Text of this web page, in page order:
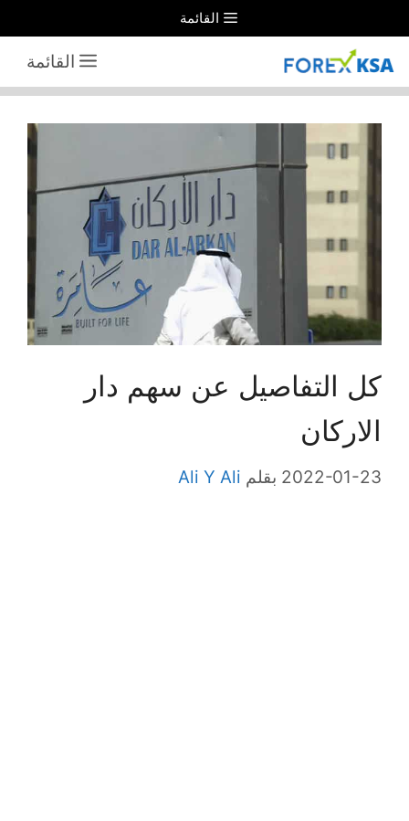
المحتوى
القائمة
القائمة
كل التفاصيل عن سهم دار
الاركان
2022-01-23 بقلم Ali Y Ali